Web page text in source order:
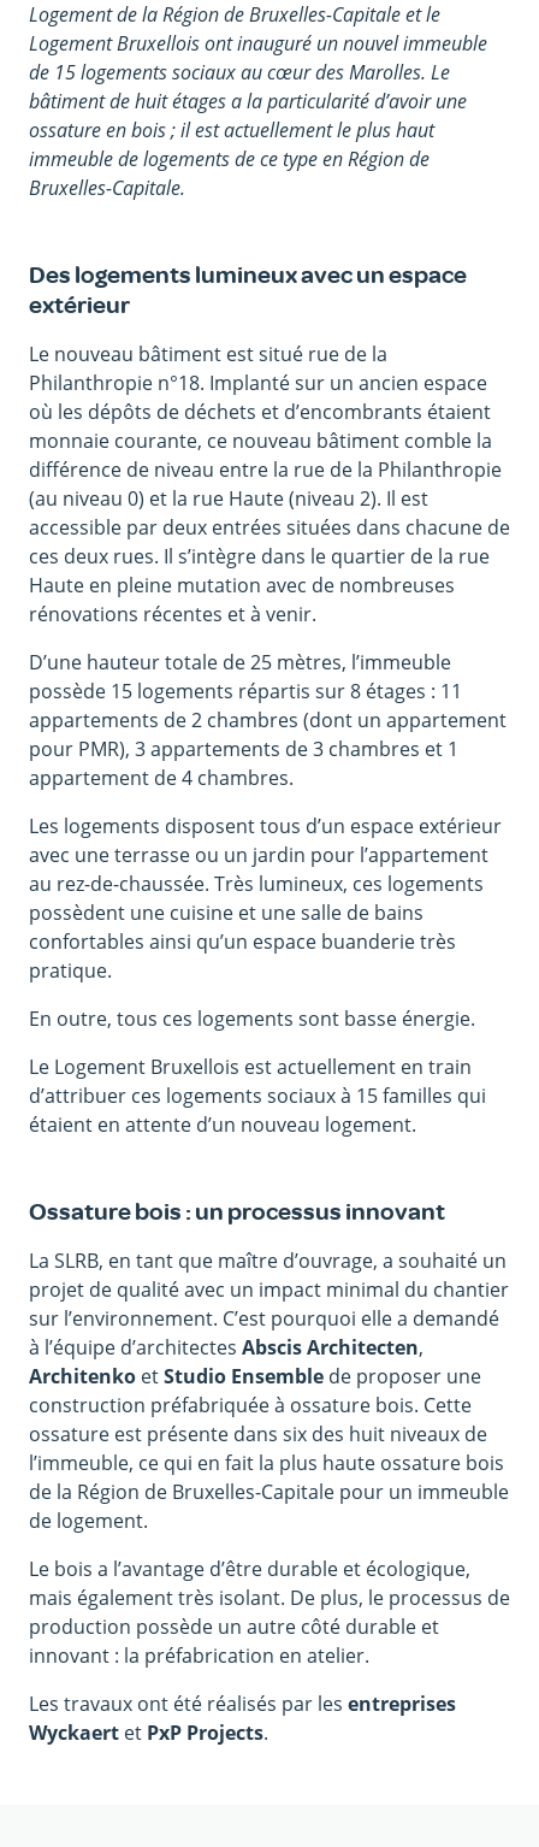
du
texte
Logement de la Région de Bruxelles-Capitale et le
Logement Bruxellois ont inauguré un nouvel immeuble
de 15 logements sociaux au cœur des Marolles. Le
bâtiment de huit étages a la particularité d’avoir une
ossature en bois ; il est actuellement le plus haut
immeuble de logements de ce type enRégion de
Bruxelles-Capitale.
Des logements lumineux avec un espace
extérieur
Le nouveau bâtiment est situé rue de la
Philanthropie n°18. Implanté sur un ancien espace
où les dépôts de déchets et d’encombrants étaient
monnaie courante, ce nouveau bâtiment comble la
différence de niveau entre la rue de la Philanthropie
(au niveau 0) et la rue Haute (niveau 2). Il est
accessible par deux entrées situées dans chacune de
ces deux rues. Il s’intègre dans le quartier de la rue
Haute en pleine mutation avec de nombreuses
rénovations récentes et à venir.
D’une hauteur totale de 25 mètres, l’immeuble
possède 15 logements répartis sur 8 étages : 11
appartements de 2 chambres (dont un appartement
pour PMR), 3 appartements de 3 chambres et 1
appartement de 4 chambres.
Les logements disposent tous d’un espace extérieur
avec une terrasse ou un jardin pour l’appartement
au rez-de-chaussée. Très lumineux, ces logements
possèdent une cuisine et une salle de bains
confortables ainsi qu’un espace buanderie très
pratique.
En outre, tous ces logements sont basse énergie.
Le Logement Bruxellois est actuellement en train
d’attribuer ces logements sociaux à 15 familles qui
étaient en attente d’un nouveau logement.
Ossature bois : un processus innovant
La SLRB, en tant que maître d’ouvrage, a souhaité un
projet de qualité avec un impact minimal du chantier
sur l’environnement. C’est pourquoi elle a demandé
à l’équipe d’architectes Abscis Architecten,
Architenko etStudio Ensemble de proposer une
construction préfabriquée à ossature bois. Cette
ossature est présente dans six des huit niveaux de
l’immeuble, ce qui en fait la plus haute ossature bois
de la Région de Bruxelles-Capitale pour un immeuble
de logement.
Le bois a l’avantage d’être durable et écologique,
mais également très isolant. De plus, le processus de
production possède un autre côté durable et
innovant : la préfabrication en atelier.
Les travaux ont été réalisés par les entreprises
Wyckaert et PxP Projects.